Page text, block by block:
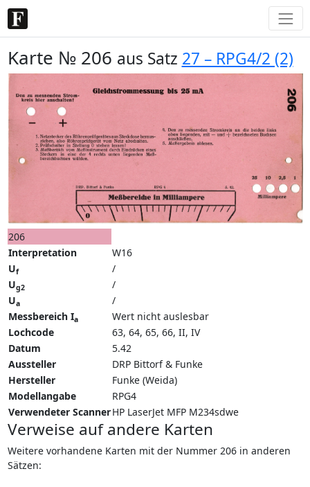
Karte № 206 aus Satz 27 – RPG4/2 (2)
206
Interpretation
W16
Uf
/
Ug2
/
Ua
/
Messbereich Ia
Wert nicht auslesbar
Lochcode
63, 64, 65, 66, II, IV
Datum
5.42
Aussteller
DRP Bittorf & Funke
Hersteller
Funke (Weida)
Modellangabe
RPG4
Verwendeter ScannerHP LaserJet MFP M234sdwe
Verweise auf andere Karten
Weitere vorhandene Karten mit der Nummer 206 in anderen
Sätzen: